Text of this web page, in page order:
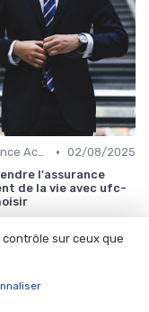
Assurance Accident • 02/08/2025
l'assurance
de la vie avec ufc-
sur ceux que